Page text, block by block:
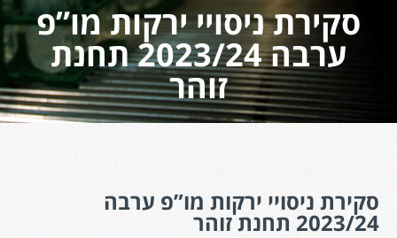
סקירת ניסויי ירקות מו”פ
ערבה 2023/24 תחנת
זוהר
סקירת ניסויי ירקות מו”פ ערבה
2023/24 תחנת זוהר